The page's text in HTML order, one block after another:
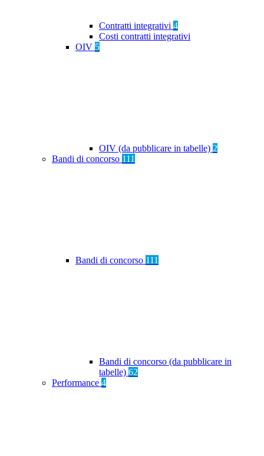
Contratti integrativi 4
Costi contratti integrativi
OIV 5
OIV (da pubblicare in tabelle) 2
Bandi di concorso 111
Bandi di concorso 111
Bandi di concorso (da pubblicare in
tabelle) 62
Performance 4